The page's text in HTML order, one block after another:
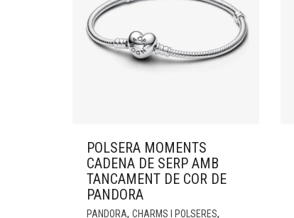
POLSERA MOMENTS
CADENA DE SERP AMB
TANCAMENT DE COR DE
PANDORA
PANDORA, CHARMS I POLSERES,